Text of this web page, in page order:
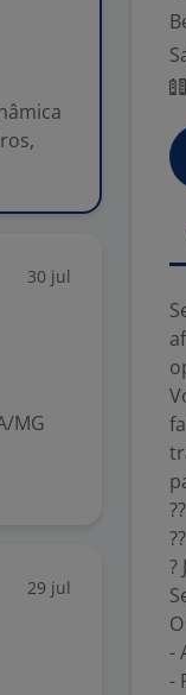
30 jul
MG
29 jul
?
-
-